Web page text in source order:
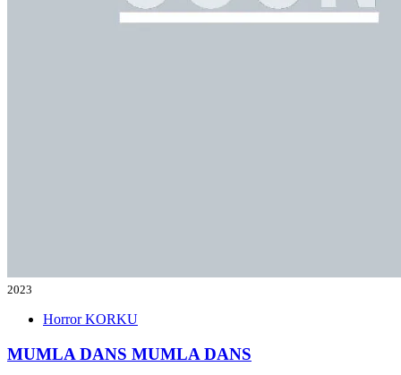
2023
HorrorKORKU
MUMLA DANS MUMLA DANS